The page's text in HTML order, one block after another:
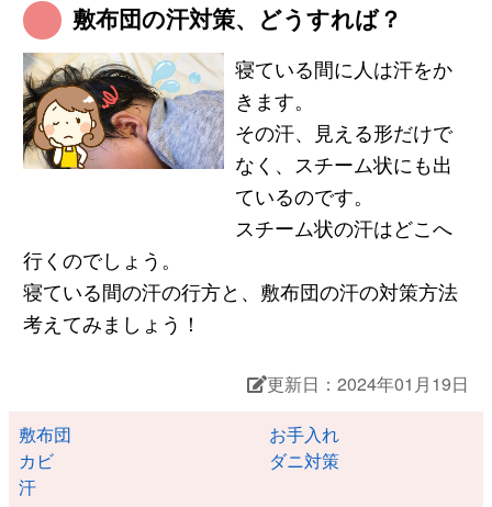
敷布団の汗対策、どうすれば？
寝ている間に人は汗をか
きます。
その汗、見える形だけで
なく、スチーム状にも出
ているのです。
スチーム状の汗はどこへ
行くのでしょう。
寝ている間の汗の行方と、敷布団の汗の対策方法
考えてみましょう！
更新日：2024年01月19日
敷布団
お手入れ
カビ
ダニ対策
汗